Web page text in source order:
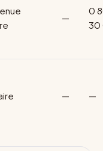
—
0
30
— —